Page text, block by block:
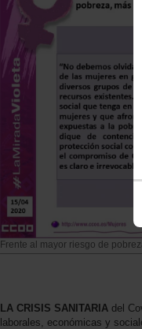
Frente al mayor riesgo de
LA CRISIS SANITARIA del
laborales, económicas y